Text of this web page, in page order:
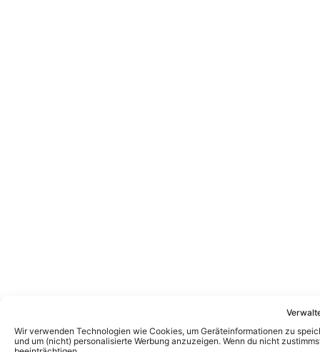
Wir verwenden Technologien wie Cookies, um Geräteinformationen zu
und um (nicht) personalisierte Werbung anzuzeigen. Wenn du nicht